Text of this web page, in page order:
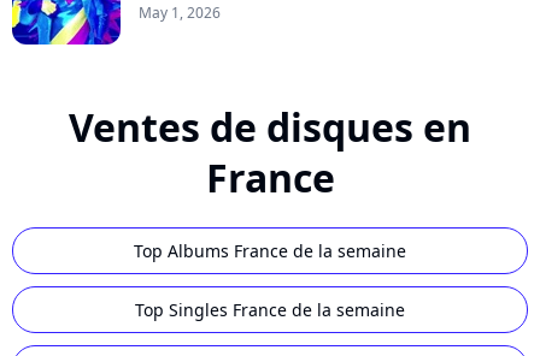
May 1, 2026
Ventes de disques en
France
Top Albums France de la semaine
Top Singles France de la semaine